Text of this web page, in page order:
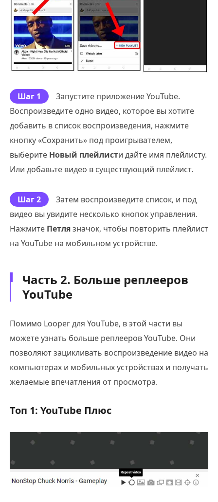
Шаг 1
Запустите приложение YouTube.
Воспроизведите одно видео, которое вы хотите
добавить в список воспроизведения, нажмите
кнопку «Сохранить» под проигрывателем,
выберите Новый плейлисти дайте имя плейлисту.
Или добавьте видео в существующий плейлист.
Шаг 2
Затем воспроизведите список, и под
видео вы увидите несколько кнопок управления.
Нажмите Петлязначок, чтобы повторить плейлист
на YouTube на мобильном устройстве.
Часть 2. Больше реплееров
YouTube
Помимо Looper для YouTube, в этой части вы
можете узнать больше реплееров YouTube. Они
позволяют зацикливать воспроизведение видео на
компьютерах и мобильных устройствах и получать
желаемые впечатления от просмотра.
Топ 1: YouTube Плюс